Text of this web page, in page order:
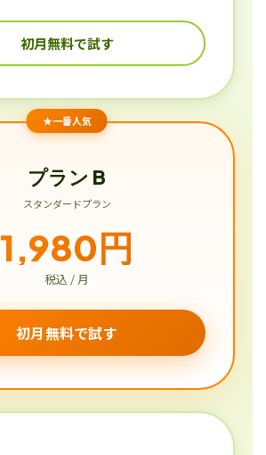
初月無料で試す
★一番人気
プラン B
スタンダードプラン
1,980円
税込 / 月
初月無料で試す